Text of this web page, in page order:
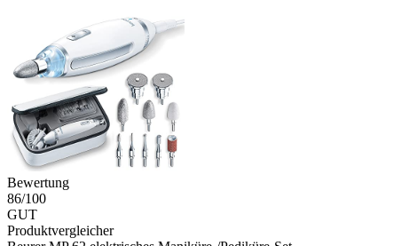
Bewertung
86/100
GUT
Produktvergleicher